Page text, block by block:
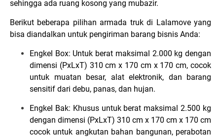
sehingga ada ruang kosong yang mubazir.
Berikut beberapa pilihan armada truk di Lalamove yang
bisa diandalkan untuk pengiriman barang bisnis Anda:
Engkel Box: Untuk berat maksimal 2.000 kg dengan
dimensi (PxLxT) 310 cm x 170 cm x 170 cm, cocok
untuk muatan besar, alat elektronik, dan barang
sensitif dari debu, panas, dan hujan.
Engkel Bak: Khusus untuk berat maksimal 2.500 kg
dengan dimensi (PxLxT) 310 cm x 170 cm x 170 cm
cocok untuk angkutan bahan bangunan, perabotan